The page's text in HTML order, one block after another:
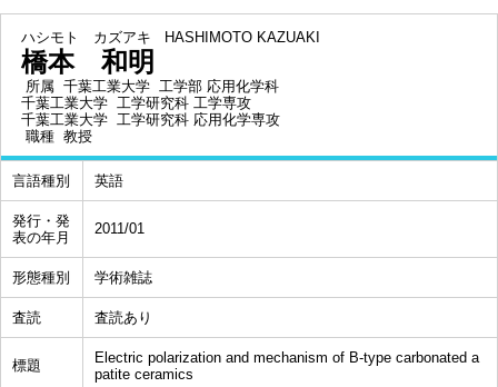
ハシモト カズアキ HASHIMOTO KAZUAKI
橋本 和明
所属 千葉工業大学 工学部 応用化学科
千葉工業大学 工学研究科 工学専攻
千葉工業大学 工学研究科 応用化学専攻
職種 教授
言語種別 英語
発行・発
表の年月
2011/01
形態種別 学術雑誌
査読 査読あり
標題
Electric polarization and mechanism of B-type carbonated a
patite ceramics